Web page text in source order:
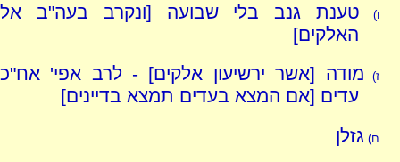
ו) טענת גנב בלי שבועה [ונקרב בעה"ב אל
האלקים]
ז) מודה [אשר ירשיעון אלקים] - לרב אפי' אח"כ
עדים [אם המצא בעדים תמצא בדיינים]
ח) גזלן